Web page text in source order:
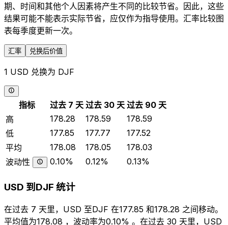
期、时间和其他个人因素将产生不同的比较节省。因此，这些
结果可能不能表示实际节省，应仅作为指导使用。汇率比较图
表每季度更新一次。
汇率 兑换后价值
1 USD 兑换为 DJF
指标 过去 7 天 过去 30 天 过去 90 天
高
178.28 178.59
178.59
低
177.85 177.77
177.52
平均
178.08 178.05
178.03
波动性
0.10% 0.12% 0.13%
USD 到DJF 统计
在过去 7 天里，USD 至DJF 在177.85 和178.28 之间移动。
平均值为178.08 ，波动率为0.10% 。在过去 30 天里，USD